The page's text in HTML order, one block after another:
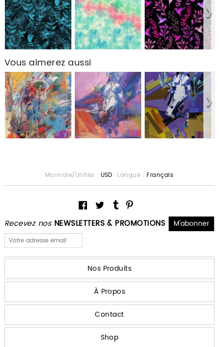
Vous aimerez aussi
Recevez nos NEWSLETTERS & PROMOTIONS
Monnaie/Unités : USD Langue : Français
Nos Produits
À Propos
Contact
Shop